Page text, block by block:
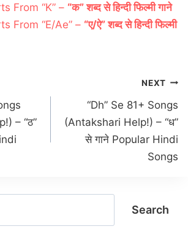
From “K” – “क” शब्द से हिन्दी फिल्मी गाने
From “E/Ae” – “ए/ऐ” शब्द से हिन्दी फिल्मी
– “ठ”
NEXT
“Dh” Se 81+ Songs
(Antakshari Help!) – “ध”
से गाने Popular Hindi
Songs
Search